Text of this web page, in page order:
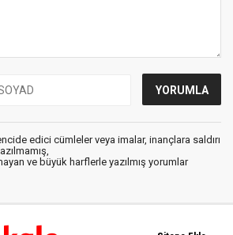
edici cümleler veya imalar, inançlara saldırı
ve büyük harflerle yazılmış yorumlar